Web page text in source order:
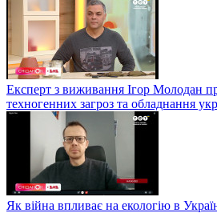
Експерт з виживання Ігор Молодан
техногенних загроз та обладнання
Як війна впливає на екологію в